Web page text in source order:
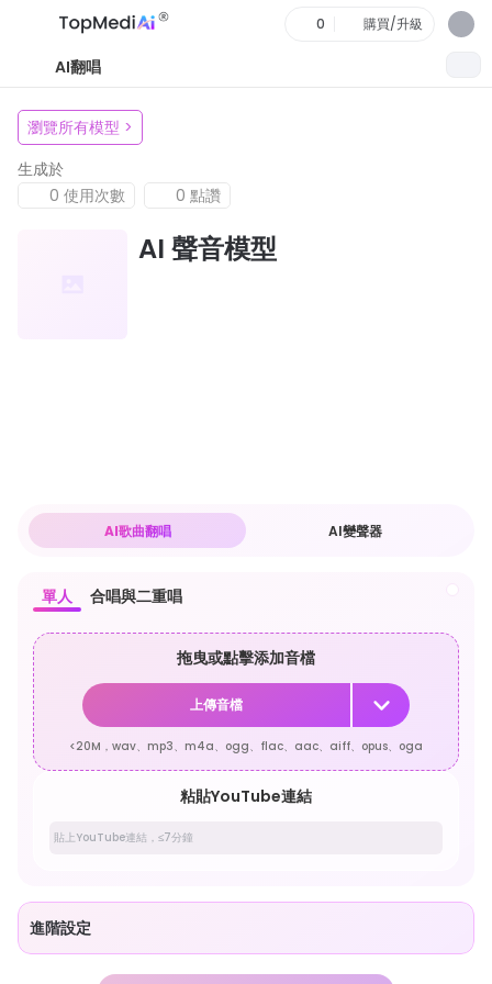
AI翻唱
0 購買/升級
瀏覽所有模型 >
生成於
0 使用次數
0 點讚
AI 聲音模型
AI歌曲翻唱 AI變聲器
單人 合唱與二重唱
拖曳或點擊添加音檔
上傳音檔
<20M，wav、mp3、m4a、ogg、flac、aac、aiff、opus、oga
粘貼YouTube連結
進階設定